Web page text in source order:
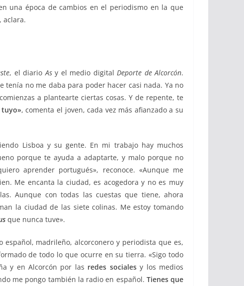
una época de cambios en el periodismo en la que
aclara.
, el diario Asy el medio digital Deporte de Alcorcón.
no me daba para poder hacer casi nada. Ya no
a plantearte ciertas cosas. Y de repente, te
, comenta el joven, cada vez más afianzado a su
Lisboa y su gente. En mi trabajo hay muchos
porque te ayuda a adaptarte, y malo porque no
aprender portugués», reconoce. «Aunque me
Me encanta la ciudad, es acogedora y no es muy
Aunque con todas las cuestas que tiene, ahora
la ciudad de las siete colinas. Me estoy tomando
que nunca tuve».
español, madrileño, alcorconero y periodista que es,
de todo lo que ocurre en su tierra. «Sigo todo
y en Alcorcón por las redes socialesy los medios
me pongo también la radio en español. Tienes que